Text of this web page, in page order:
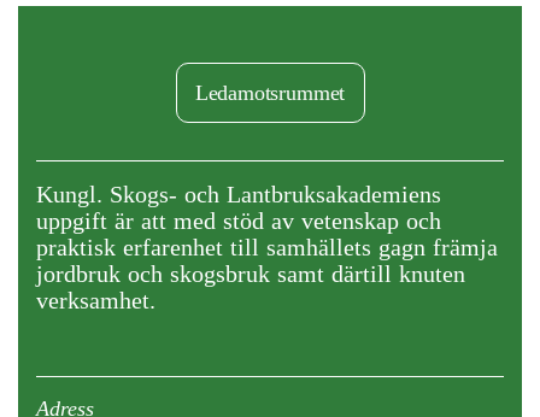
Ledamotsrummet
Kungl. Skogs- och Lantbruksakademiens
uppgift är att med stöd av vetenskap och
praktisk erfarenhet till samhällets gagn främja
jordbruk och skogsbruk samt därtill knuten
verksamhet.
Adress